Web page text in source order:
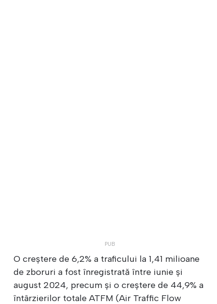
O creștere de 6,2% a traficului la 1,41 milioane
de zboruri a fost înregistrată între iunie și
august 2024, precum și o creștere de 44,9% a
întârzierilor totale ATFM (Air Traffic Flow